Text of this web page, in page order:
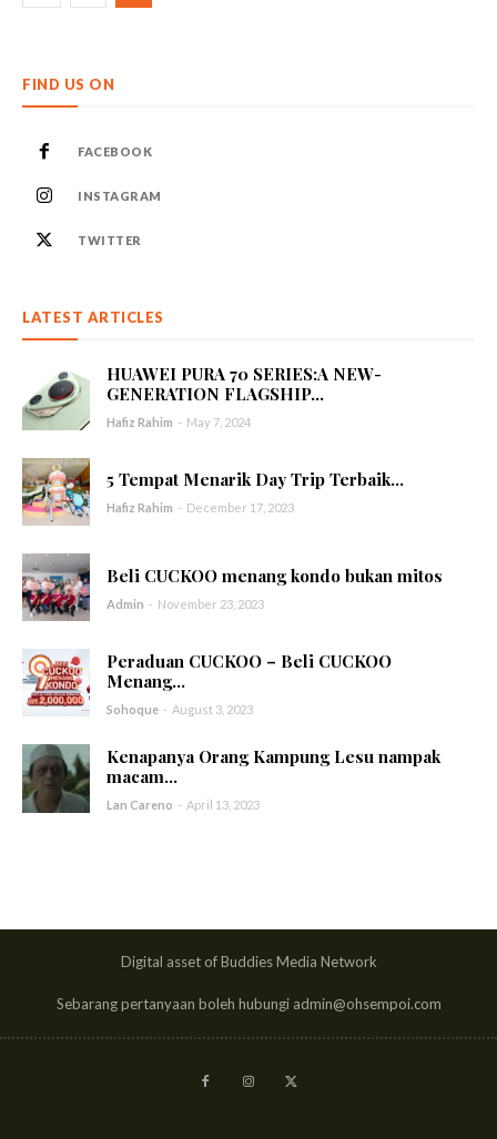
FIND US ON
FACEBOOK
INSTAGRAM
TWITTER
LATEST ARTICLES
HUAWEI PURA 70 SERIES:A NEW-
GENERATION FLAGSHIP...
Hafiz Rahim - May 7, 2024
5 Tempat Menarik Day Trip Terbaik...
Hafiz Rahim - December 17, 2023
Beli CUCKOO menang kondo bukan mitos
Admin - November 23, 2023
Peraduan CUCKOO – Beli CUCKOO
Menang...
Sohoque - August 3, 2023
Kenapanya Orang Kampung Lesu nampak
macam...
Lan Careno - April 13, 2023
Digital asset of Buddies Media Network
Sebarang pertanyaan boleh hubungi admin@ohsempoi.com